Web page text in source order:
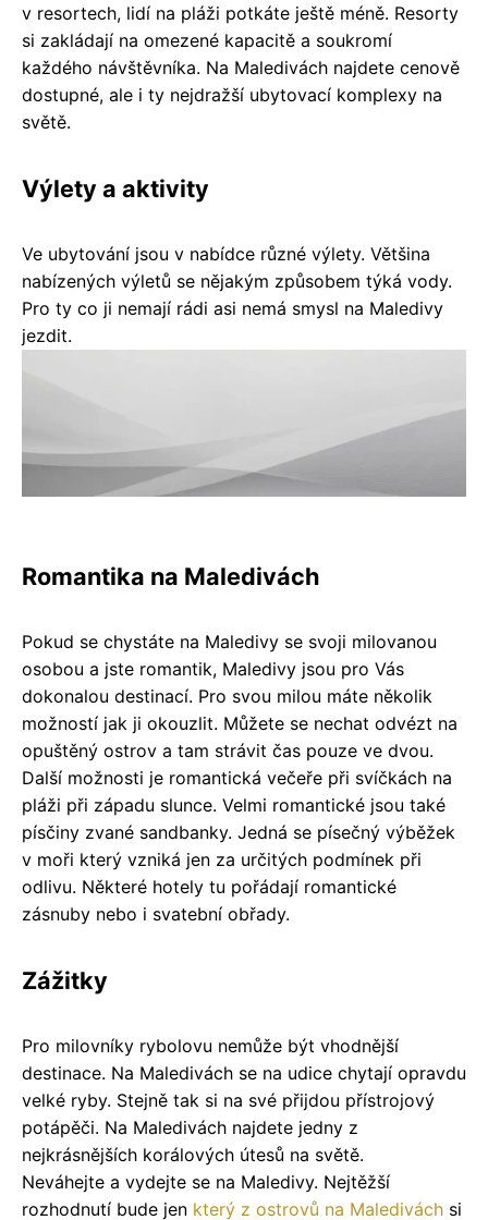
v resortech, lidí na pláži potkáte ještě méně. Resorty
si zakládají na omezené kapacitě a soukromí
každého návštěvníka. Na Maledivách najdete cenově
dostupné, ale i ty nejdražší ubytovací komplexy na
světě.
Výlety a aktivity
Ve ubytování jsou v nabídce různé výlety. Většina
nabízených výletů se nějakým způsobem týká vody.
Pro ty co ji nemají rádi asi nemá smysl na Maledivy
jezdit.
Romantika na Maledivách
Pokud se chystáte na Maledivy se svoji milovanou
osobou a jste romantik, Maledivy jsou pro Vás
dokonalou destinací. Pro svou milou máte několik
možností jak ji okouzlit. Můžete se nechat odvézt na
opuštěný ostrov a tam strávit čas pouze ve dvou.
Další možnosti je romantická večeře při svíčkách na
pláži při západu slunce. Velmi romantické jsou také
písčiny zvané sandbanky. Jedná se písečný výběžek
v moři který vzniká jen za určitých podmínek při
odlivu. Některé hotely tu pořádají romantické
zásnuby nebo i svatební obřady.
Zážitky
Pro milovníky rybolovu nemůže být vhodnější
destinace. Na Maledivách se na udice chytají opravdu
velké ryby. Stejně tak si na své přijdou přístrojový
potápěči. Na Maledivách najdete jedny z
nejkrásnějších korálových útesů na světě.
Neváhejte a vydejte se na Maledivy. Nejtěžší
rozhodnutí bude jen který z ostrovů na Maledivách si